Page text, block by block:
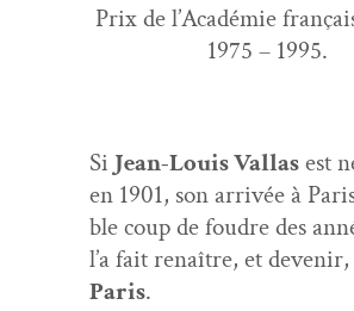
Prix de l’Académie
1975 – 1995.
Si Jean-Louis Val­lasest
en 1901, son arrivée à
ble coup de foudre des
l’a fait renaître, et devenir,
Paris.